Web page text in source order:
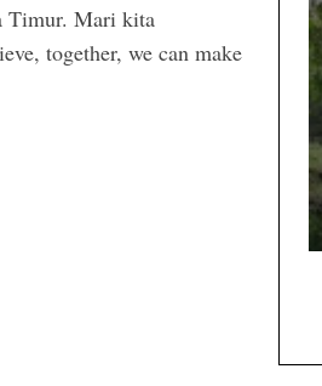
Timur. Mari kita
together, we can make